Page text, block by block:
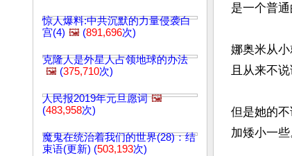
惊人爆料:中共沉默的力量侵袭白
宫(4) 🖼️ (891,696次)
克隆人是外星人占领地球的办法
🖼️ (375,710次)
人民报2019年元旦愿词 🖼️
(483,958次)
魔鬼在统治着我们的世界(28)：结
束语(更新) (503,193次)
是一个普通
娜奥米从
且从来不说
但是她的
加矮小一些